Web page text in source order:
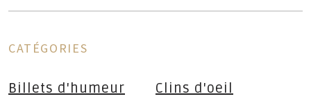
CATÉGORIES
Billets d'humeur
Clins d'oeil